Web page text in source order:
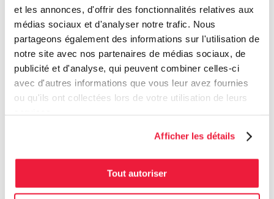
et les annonces, d'offrir des fonctionnalités relatives aux
médias sociaux et d'analyser notre trafic. Nous
partageons également des informations sur l'utilisation de
notre site avec nos partenaires de médias sociaux, de
publicité et d'analyse, qui peuvent combiner celles-ci
avec d'autres informations que vous leur avez fournies
ou qu'ils ont collectées lors de votre utilisation de leurs
Afficher les détails
Tout autoriser
Statistiques (3)
Les cookies statistiques aident les propriétaires du site web, par la
collecte et la communication d'informations de manière anonyme, à
comprendre comment les visiteurs interagissent avec les sites web.
Durée
maximale
de
unique utilisé pour générer
utilise le site.
années